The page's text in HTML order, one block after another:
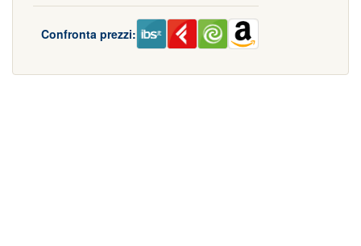
Confronta prezzi: